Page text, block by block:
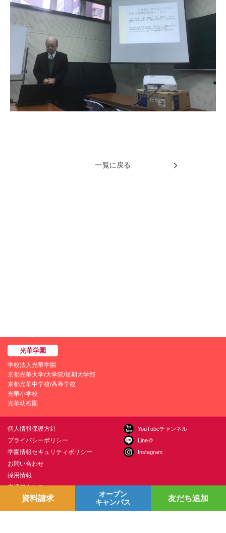
一覧に戻る
学校法人光華学園
京都光華大学/大学院/短期大学部
京都光華中学校/高等学校
光華小学校
光華幼稚園
個人情報保護方針
プライバシーポリシー
学園情報セキュリティポリシー
お問い合わせ
採用情報
交通アクセス
YouTubeチャンネル
Line＠
Instagram
資料請求
オープン
キャンパス
友だち追加